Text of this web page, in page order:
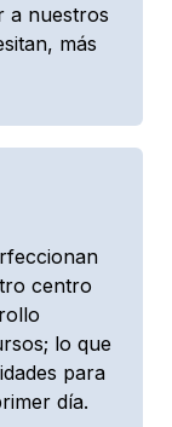
a nuestros
más
centro
lo que
para
día.